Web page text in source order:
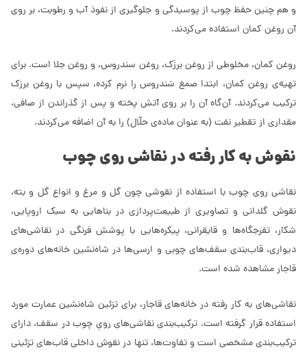
و هم چنین حفظ چوب از پوسیدگی و جلوگیری از نفوذ آب و رطوبت، بر روی
آن روغن کمان استفاده می‌کردند.
روغن کمان، مخلوطی از روغن برزَک، روغن سندروس، و روغن جلا است. برای
تهیه‌ی روغن کمان، ابتدا صمغ سَندروس را نرم کرده، سپس با روغن برزک
ترکیب می‌کردند. آن‌گاه آن را بر روی آتش پخته و پس از گذراندن از صافی،
مقداری از تقطیر نفت (به عنوان ماده‌ی حلّال) را به آن اضافه می‌کردند.
نقوش به کار رفته در نقاشی روی چوب
نقاشی روی چوب با استفاده از نقوشی چون گل و مرغ و انواع گل و بته،
نقوش گلدانی و تصاویری از طبیعت‌پردازی در بناهایی به سبک اروپایی،
شکار، تفرجگاه‌ها و قایقرانی، پیکره‌هایی با پوشش فرنگی در نقاشی‌های
دیواری، قاب‌بندی سقف‌های چوبی و ارسی‌ها در شاه‌نشین خانه‌های دوره‌ی
قاجار مشاهده شده است.
نقاشی‌های به کار رفته در خانه‌های قاجار، برای تزئین شاه‌نشین عمارت مورد
استفاده قرار گرفته است. ترکیب‌بندی نقاشی‌های رویِ چوب در سقف، دارای
ترکیب‌بندی مشخصی است و تفاوت‌ها، تنها در نقوش داخلی قاب‌های تزئینی